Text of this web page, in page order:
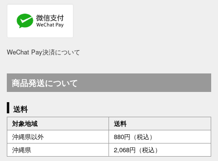
WeChat Pay決済について
商品発送について
送料
対象地域
送料
沖縄県以外
880円（税込）
沖縄県
2,068円（税込）